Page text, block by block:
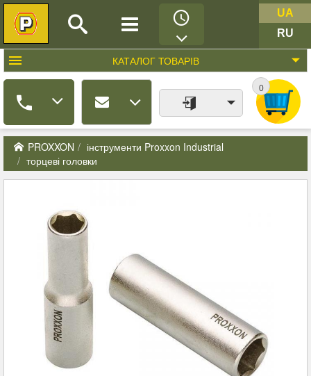
UA
RU
КАТАЛОГ ТОВАРІВ
0
PROXXON
інструменти Proxxon Industrial
торцеві головки